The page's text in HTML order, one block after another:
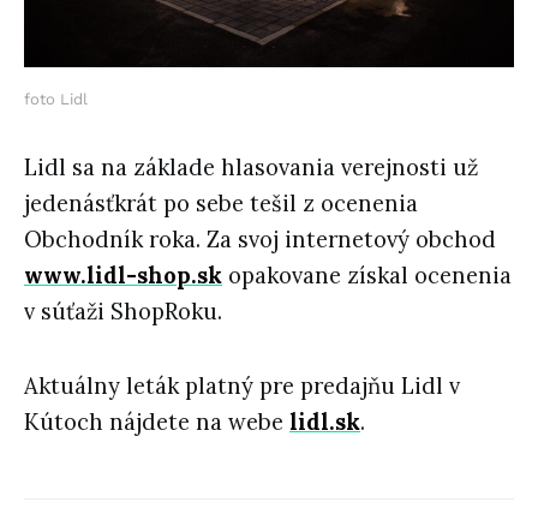
foto Lidl
Lidl sa na základe hlasovania verejnosti už
jedenásťkrát po sebe tešil z ocenenia
Obchodník roka. Za svoj internetový obchod
www.lidl-shop.sk opakovane získal ocenenia
v súťaži ShopRoku.
Aktuálny leták platný pre predajňu Lidl v
Kútoch nájdete na webe lidl.sk.